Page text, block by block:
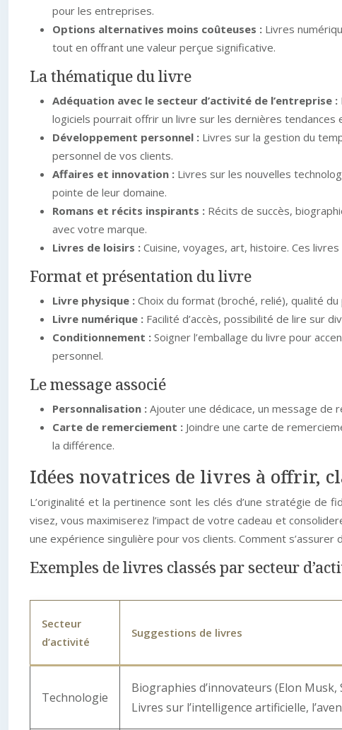
pour les entreprises.
Options alternatives moins coûteuses : Livres
tout en offrant une valeur perçue significative.
La thématique du livre
Adéquation avec le secteur d’activité de l’entreprise :
logiciels pourrait offrir un livre sur les dernières tendances
Développement personnel : Livres sur la gestion du
personnel de vos clients.
Affaires et innovation : Livres sur les nouvelles
pointe de leur domaine.
Romans et récits inspirants : Récits de succès,
avec votre marque.
Livres de loisirs : Cuisine, voyages, art, histoire. Ces
Format et présentation du livre
Livre physique : Choix du format (broché, relié), qualité
Livre numérique : Facilité d’accès, possibilité de lire sur
Conditionnement : Soigner l’emballage du livre pour
personnel.
Le message associé
Personnalisation : Ajouter une dédicace, un message de
Carte de remerciement : Joindre une carte de
la différence.
Idées novatrices de livres à offrir,
L’originalité et la pertinence sont les clés d’une stratégie de
visez, vous maximiserez l’impact de votre cadeau et
une expérience singulière pour vos clients. Comment s’assurer
Exemples de livres classés par secteur
Secteur
d’activité
Suggestions de livres
Technologie
Biographies d’innovateurs (Elon Musk,
Livres sur l’intelligence artificielle,